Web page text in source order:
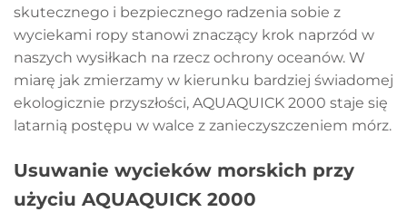
skutecznego i bezpiecznego radzenia sobie z
wyciekami ropy stanowi znaczący krok naprzód w
naszych wysiłkach na rzecz ochrony oceanów. W
miarę jak zmierzamy w kierunku bardziej świadomej
ekologicznie przyszłości, AQUAQUICK 2000 staje się
latarnią postępu w walce z zanieczyszczeniem mórz.
Usuwanie wycieków morskich przy
użyciu AQUAQUICK 2000